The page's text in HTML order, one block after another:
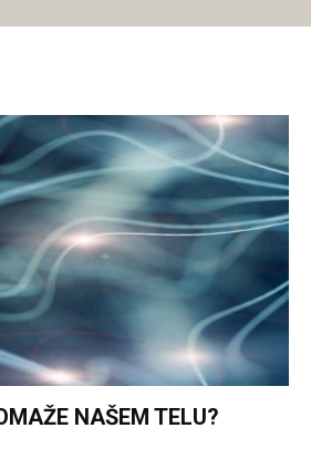
NAŠEM TELU?